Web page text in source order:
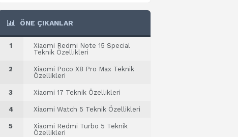
ÖNE ÇIKANLAR
1
Xiaomi Redmi Note 15 Special
Teknik Özellikleri
2
Xiaomi Poco X8 Pro Max Teknik
Özellikleri
3 Xiaomi 17 Teknik Özellikleri
4 Xiaomi Watch 5 Teknik Özellikleri
5
Xiaomi Redmi Turbo 5 Teknik
Özellikleri